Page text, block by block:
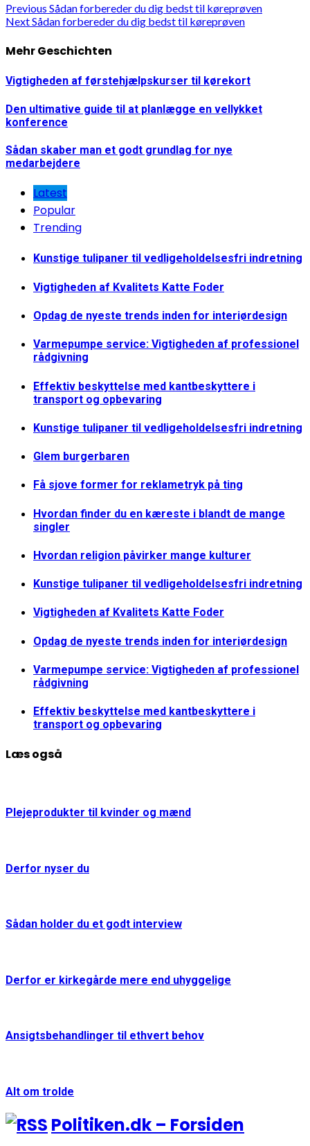
Continue
Previous Sådan forbereder du dig bedst til køreprøven
NextSådan forbereder du dig bedst til køreprøven
Mehr Geschichten
Vigtigheden af førstehjælpskurser til kørekort
Den ultimative guide til at planlægge en vellykket
konference
Sådan skaber man et godt grundlag for nye
medarbejdere
Latest
Popular
Trending
Kunstige tulipaner til vedligeholdelsesfri indretning
Vigtigheden af Kvalitets Katte Foder
Opdag de nyeste trends inden for interiørdesign
Varmepumpe service: Vigtigheden af professionel
rådgivning
Effektiv beskyttelse med kantbeskyttere i
transport og opbevaring
Kunstige tulipaner til vedligeholdelsesfri indretning
Glem burgerbaren
Få sjove former for reklametryk på ting
Hvordan finder du en kæreste i blandt de mange
singler
Hvordan religion påvirker mange kulturer
Kunstige tulipaner til vedligeholdelsesfri indretning
Vigtigheden af Kvalitets Katte Foder
Opdag de nyeste trends inden for interiørdesign
Varmepumpe service: Vigtigheden af professionel
rådgivning
Effektiv beskyttelse med kantbeskyttere i
transport og opbevaring
Læs også
Plejeprodukter til kvinder og mænd
Derfor nyser du
Sådan holder du et godt interview
Derfor er kirkegårde mere end uhyggelige
Ansigtsbehandlinger til ethvert behov
Alt om trolde
Politiken.dk – Forsiden